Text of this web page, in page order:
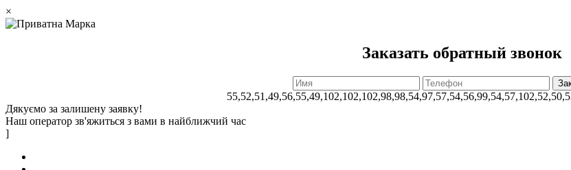
×
Заказать обратный звонок
Дякуємо за залишену заявку!
Наш оператор зв'яжиться з вами в найближчий час
]